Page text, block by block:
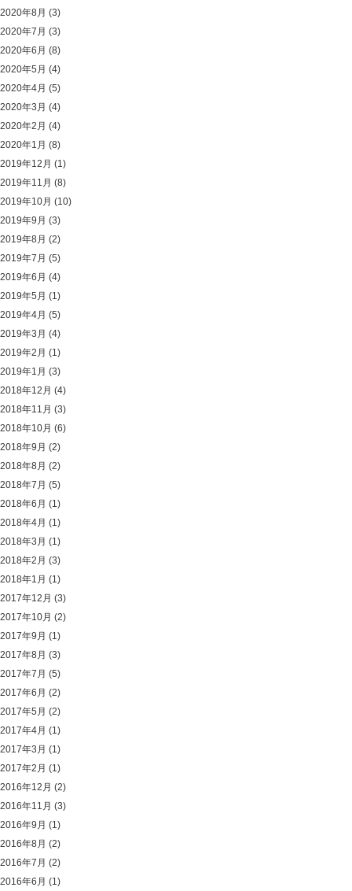
2020年8月 (3)
2020年7月 (3)
2020年6月 (8)
2020年5月 (4)
2020年4月 (5)
2020年3月 (4)
2020年2月 (4)
2020年1月 (8)
2019年12月 (1)
2019年11月 (8)
2019年10月 (10)
2019年9月 (3)
2019年8月 (2)
2019年7月 (5)
2019年6月 (4)
2019年5月 (1)
2019年4月 (5)
2019年3月 (4)
2019年2月 (1)
2019年1月 (3)
2018年12月 (4)
2018年11月 (3)
2018年10月 (6)
2018年9月 (2)
2018年8月 (2)
2018年7月 (5)
2018年6月 (1)
2018年4月 (1)
2018年3月 (1)
2018年2月 (3)
2018年1月 (1)
2017年12月 (3)
2017年10月 (2)
2017年9月 (1)
2017年8月 (3)
2017年7月 (5)
2017年6月 (2)
2017年5月 (2)
2017年4月 (1)
2017年3月 (1)
2017年2月 (1)
2016年12月 (2)
2016年11月 (3)
2016年9月 (1)
2016年8月 (2)
2016年7月 (2)
2016年6月 (1)